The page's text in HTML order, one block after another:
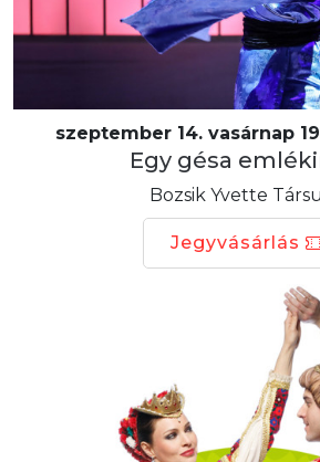
szeptember 14. vasárnap
Egy gésa
Bozsik Yvette
Jegyvásárlás